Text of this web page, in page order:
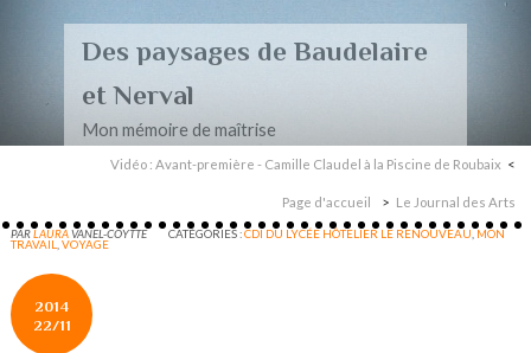
Des paysages de Baudelaire
et Nerval
Mon mémoire de maîtrise
Vidéo : Avant-première - Camille Claudel à la Piscine de Roubaix
Page d'accueil Le Journal des Arts
PARLAURAVANEL-COYTTE CATÉGORIES :CDI DU LYCÉE HÔTELIER LE RENOUVEAU,MON
TRAVAIL ,VOYAGE
2014
22/11